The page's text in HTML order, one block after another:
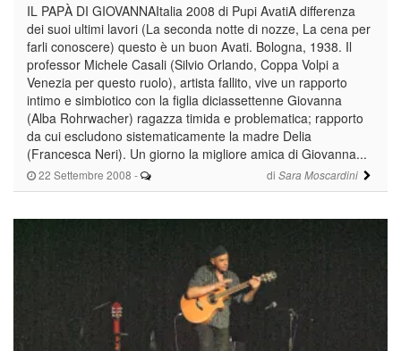
22 Settembre 2008 - di Sara Moscardini
IL PAPÀ DI GIOVANNAItalia 2008 di Pupi AvatiA differenza
dei suoi ultimi lavori (La seconda notte di nozze, La cena per
farli conoscere) questo è un buon Avati. Bologna, 1938. Il
professor Michele Casali (Silvio Orlando, Coppa Volpi a
Venezia per questo ruolo), artista fallito, vive un rapporto
intimo e simbiotico con la figlia diciassettenne Giovanna
(Alba Rohrwacher) ragazza timida e problematica; rapporto
da cui escludono sistematicamente la madre Delia
(Francesca Neri). Un giorno la migliore amica di Giovanna...